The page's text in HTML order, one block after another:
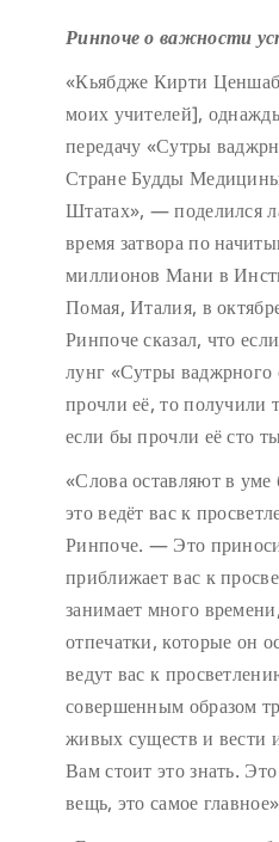
Ринпоче о важности
«Кьябдже Кирти
моих учителей],
передачу «Сутры
Стране Будды
Штатах», — поделился
время затвора по
миллионов Мани в
Помая, Италия, в
Ринпоче сказал, что
лунг «Сутры ваджрного
прочли её, то получили
если бы прочли её сто
«Слова оставляют в уме
это ведёт вас к
Ринпоче. — Это
приближает вас к
занимает много
отпечатки, которые он
ведут вас к
совершенным образом
живых существ и вести
Вам стоит это знать.
вещь, это самое